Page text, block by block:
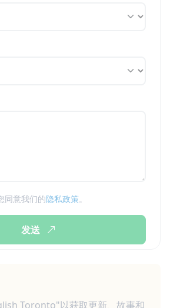
同意我们的隐私政策。
发送
Toronto"以获取更新、故事和